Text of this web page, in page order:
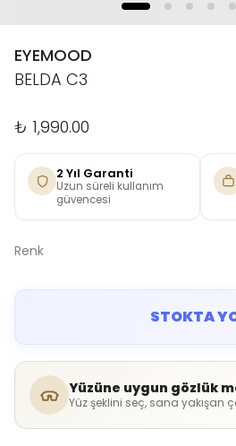
EYEMOOD
BELDA C3
₺ 1,990.00
2 Yıl Garanti
Uzun süreli kullanım
güvencesi
Renk
STOKTA
Yüzüne uygun gözlük
Yüz şeklini seç, sana yakışan